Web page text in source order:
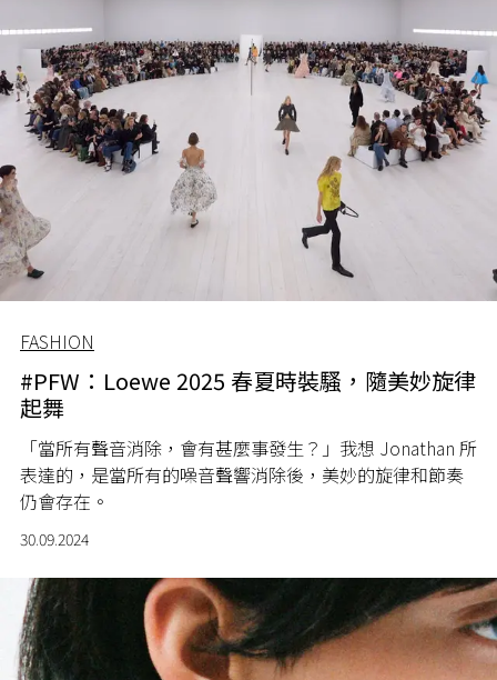
FASHION
#PFW：Loewe 2025 春夏時裝騷，隨美妙旋律
起舞
「當所有聲音消除，會有甚麼事發生？」我想 Jonathan 所
表達的，是當所有的噪音聲響消除後，美妙的旋律和節奏
仍會存在。
30.09.2024